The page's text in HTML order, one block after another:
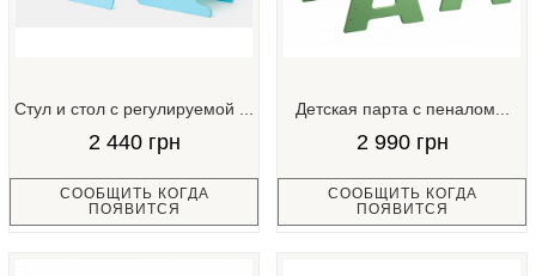
Стул и стол с регулируемой ...
2 440 грн
СООБЩИТЬ КОГДА
ПОЯВИТСЯ
Детская парта с пеналом...
2 990 грн
СООБЩИТЬ КОГДА
ПОЯВИТСЯ